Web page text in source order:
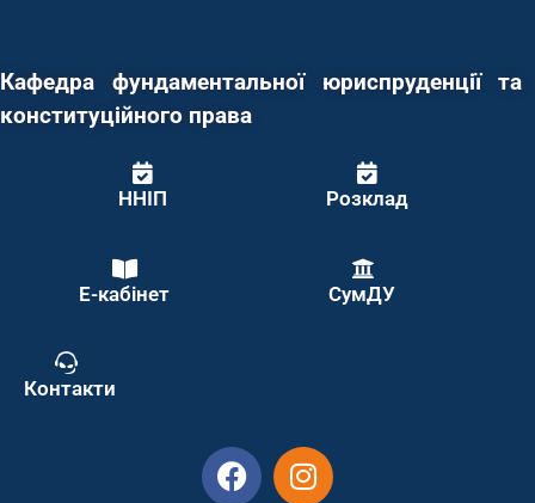
Кафедра фундаментальної юриспруденції та
конституційного права
ННІП Розклад
Е-кабінет СумДУ
Контакти